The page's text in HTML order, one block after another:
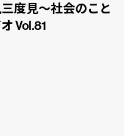
度見〜社会のこと
Vol.81